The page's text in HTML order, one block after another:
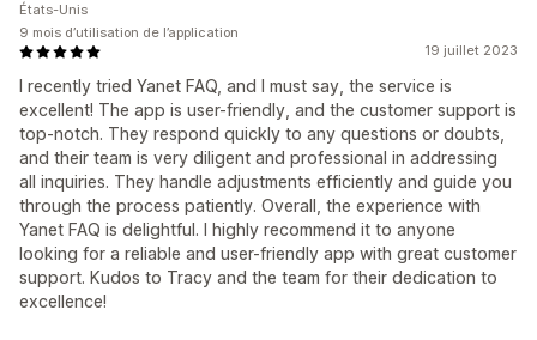
19 juillet 2023
I recently tried Yanet FAQ, and I must say, the service is
excellent! The app is user-friendly, and the customer support is
top-notch. They respond quickly to any questions or doubts,
and their team is very diligent and professional in addressing
all inquiries. They handle adjustments efficiently and guide you
through the process patiently. Overall, the experience with
Yanet FAQ is delightful. I highly recommend it to anyone
looking for a reliable and user-friendly app with great customer
support. Kudos to Tracy and the team for their dedication to
excellence!
États-Unis
9 mois d’utilisation de l’application